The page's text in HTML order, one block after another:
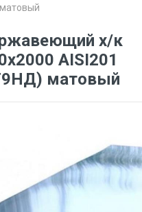
х/к
AISI201
матовый